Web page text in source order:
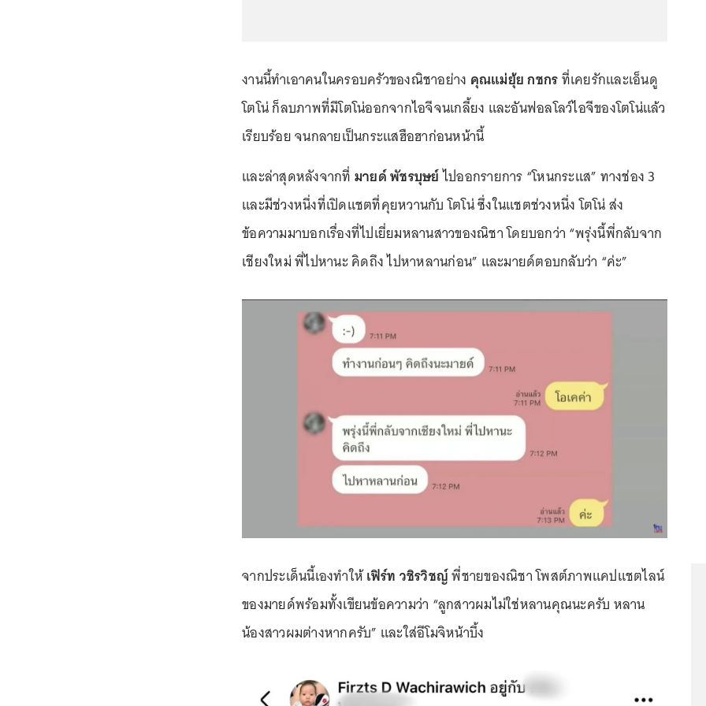
งานนี้ทำเอาคนในครอบครัวของณิชาอย่าง คุณแม่ยุ้ย กชกรที่เคยรักและเอ็นดู
โตโน่ ก็ลบภาพที่มีโตโน่ออกจากไอจีจนเกลี้ยง และอันฟอลโลว์ไอจีของโตโน่แล้ว
เรียบร้อย จนกลายเป็นกระแสฮือฮาก่อนหน้านี้
และล่าสุดหลังจากที่ มายด์ พัชรบุษย์ไปออกรายการ “โหนกระแส” ทางช่อง 3
และมีช่วงหนึ่งที่เปิดแชตที่คุยหวานกับ โตโน่ ซึ่งในแชตช่วงหนึ่ง โตโน่ ส่ง
ข้อความมาบอกเรื่องที่ไปเยี่ยมหลานสาวของณิชา โดยบอกว่า “พรุ่งนี้พี่กลับจาก
เชียงใหม่ พี่ไปหานะ คิดถึง ไปหาหลานก่อน” และมายด์ตอบกลับว่า “ค่ะ”
จากประเด็นนี้เองทำให้เฟิร์ท วชิรวิชญ์พี่ชายของณิชา โพสต์ภาพแคปแชตไลน์
ของมายด์พร้อมทั้งเขียนข้อความว่า “ลูกสาวผมไม่ใช่หลานคุณนะครับ หลาน
น้องสาวผมต่างหากครับ” และใส่อีโมจิหน้าบึ้ง